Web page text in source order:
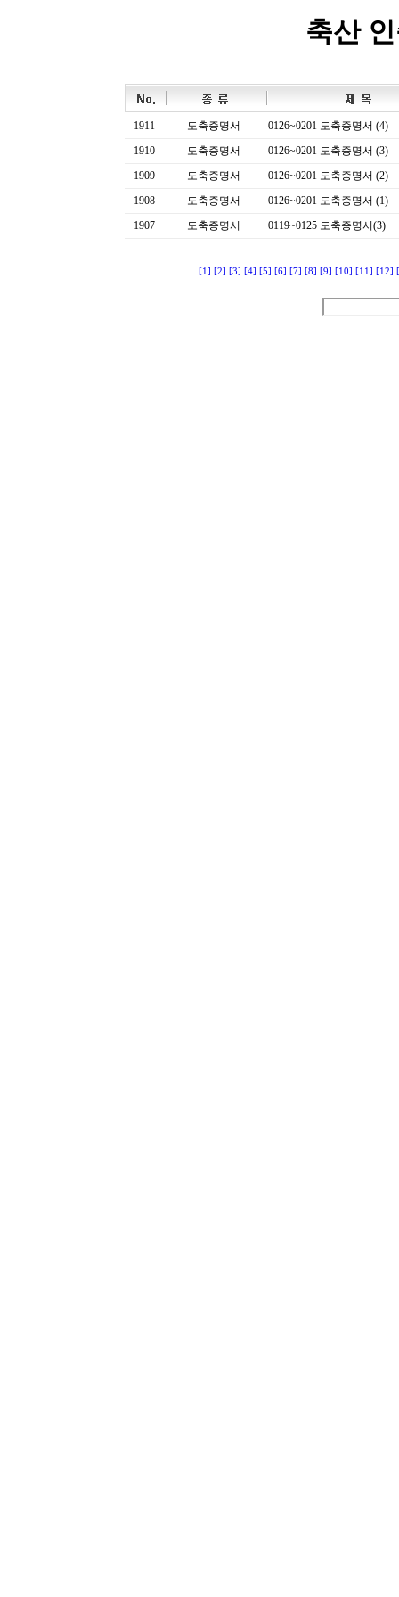
축산
1911 도축증명서
0126~0201 도축증명서 (4)
1910
도축증명서
0126~0201 도축증명서 (3)
1909
도축증명서
0126~0201 도축증명서 (2)
1908
도축증명서
0126~0201 도축증명서 (1)
1907
도축증명서 0119~0125 도축증명서(3)
[1] [2] [3] [4] [5] [6] [7] [8] [9] [10] [11] [12]